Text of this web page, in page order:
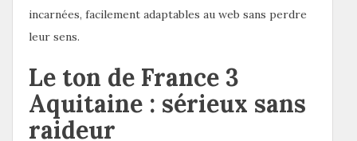
incarnées, facilement adaptables au web sans perdre
leur sens.
Le ton de France 3
Aquitaine : sérieux sans
raideur